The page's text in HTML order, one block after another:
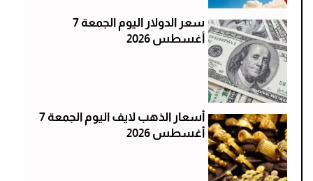
سعر الدولار اليوم الجمعة 7
أغسطس 2026
أسعار الذهب لايف اليوم الجمعة 7
أغسطس 2026